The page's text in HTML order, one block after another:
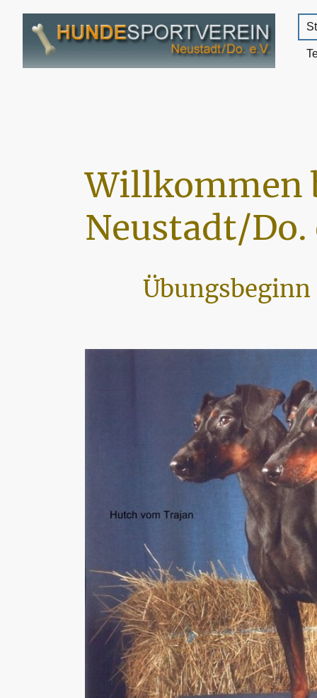
Willkommen
Neustadt/Do.
Übungsbeginn